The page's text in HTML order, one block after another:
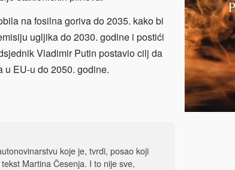
na fosilna goriva do 2035. kako bi
ugljika do 2030. godine i postići
Vladimir Putin postavio cilj da
EU-u do 2050. godine.
koje je, tvrdi, posao koji
Martina Česenja. I to nije sve,